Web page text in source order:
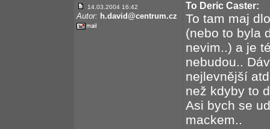
14.03.2004 16:42
Autor: h.david@centrum.cz
To Deric Caster:
To tam maj
(nebo to byla
nevim..) a je
nebudou..
nejlevnější
než kdyby to
Asi bych se
mackem..